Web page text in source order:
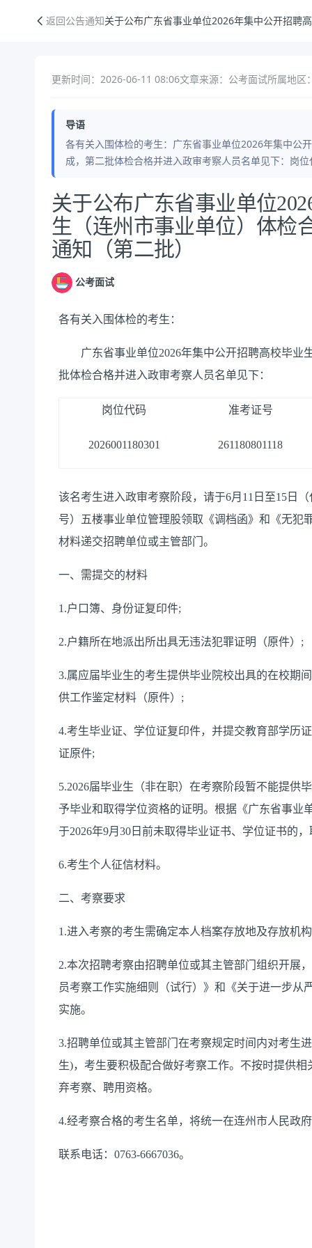
返回公告通知关于公布广东省事业单位2026年集中公开招聘
更新时间：2026-06-11 08:06文章来源：公考面试所属地区
导语
各有关入围体检的考生：广东省事业单位2026年集中公
成，第二批体检合格并进入政审考察人员名单见下：岗
公告正文
关于公布广东省事业单位
生（连州市事业单位）体检
通知（第二批）
公考面试
各有关入围体检的考生：
广东省事业单位2026年集中公开招聘高校毕业
批体检合格并进入政审考察人员名单见下：
岗位代码 准考证号
2026001180301 261180801118
该名考生进入政审考察阶段，请于6月11日至15日
号）五楼事业单位管理股领取《调档函》和《无犯
材料递交招聘单位或主管部门。
一、需提交的材料
1.户口簿、身份证复印件;
2.户籍所在地派出所出具无违法犯罪证明（原件）;
3.属应届毕业生的考生提供毕业院校出具的在校期
供工作鉴定材料（原件）;
4.考生毕业证、学位证复印件，并提交教育部学历
证原件;
5.2026届毕业生（非在职）在考察阶段暂不能提供
予毕业和取得学位资格的证明。根据《广东省事业
于2026年9月30日前未取得毕业证书、学位证书的
6.考生个人征信材料。
二、考察要求
1.进入考察的考生需确定本人档案存放地及存放机
2.本次招聘考察由招聘单位或其主管部门组织开展
员考察工作实施细则（试行）》和《关于进一步从
实施。
3.招聘单位或其主管部门在考察规定时间内对考生
生)，考生要积极配合做好考察工作。不按时提供
弃考察、聘用资格。
4.经考察合格的考生名单，将统一在连州市人民政
联系电话：0763-6667036。